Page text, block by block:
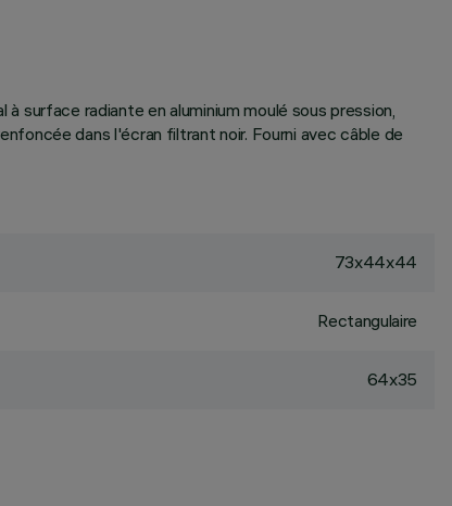
surface radiante en aluminium moulé sous pression,
dans l'écran filtrant noir. Fourni avec câble de
73x44x44
Rectangulaire
64x35